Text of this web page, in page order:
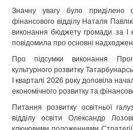
Значну увагу було приділено
фінансового відділу Наталя
виконання бюджету громади за І
повідомила про основні
Про підсумки виконання
культурного розвитку
І кварталі 2026 року доповіла
економічного розвитку та
Питання розвитку освітньої
відділу освіти Олександр
ключовими положеннями